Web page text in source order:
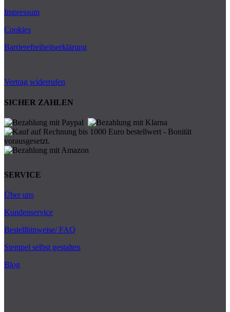
Impressum
Cookies
Barrierefreiheitserklärung
Vertrag widerrufen
SICHER ZAHLEN
SERVICE
Über uns
Kundenservice
Bestellhinweise/ FAQ
Stempel selbst gestalten
Blog